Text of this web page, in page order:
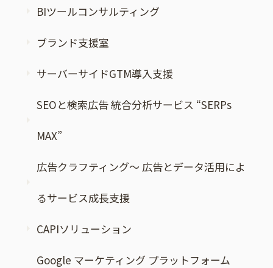
BIツールコンサルティング
ブランド支援室
サーバーサイドGTM導入支援
SEOと検索広告 統合分析サービス “SERPs
MAX”
広告クラフティング～ 広告とデータ活用によ
るサービス成長支援
CAPIソリューション
Google マーケティング プラットフォーム